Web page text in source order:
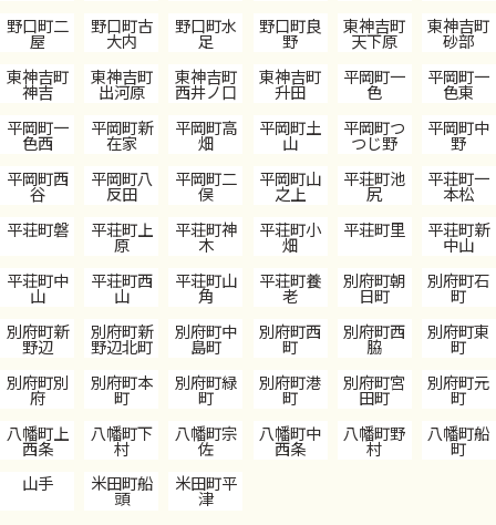
野口町二
屋
野口町古
大内
野口町水
足
野口町良
野
東神吉町
天下原
東神吉町
砂部
東神吉町
神吉
東神吉町
出河原
東神吉町
西井ノ口
東神吉町
升田
平岡町一
色
平岡町一
色東
平岡町一
色西
平岡町新
在家
平岡町高
畑
平岡町土
山
平岡町つ
つじ野
平岡町中
野
平岡町西
谷
平岡町八
反田
平岡町二
俣
平岡町山
之上
平荘町池
尻
平荘町一
本松
平荘町磐
平荘町上
原
平荘町神
木
平荘町小
畑
平荘町里 平荘町新
中山
平荘町中
山
平荘町西
山
平荘町山
角
平荘町養
老
別府町朝
日町
別府町石
町
別府町新
野辺
別府町新
野辺北町
別府町中
島町
別府町西
町
別府町西
脇
別府町東
町
別府町別
府
別府町本
町
別府町緑
町
別府町港
町
別府町宮
田町
別府町元
町
八幡町上
西条
八幡町下
村
八幡町宗
佐
八幡町中
西条
八幡町野
村
八幡町船
町
山手
米田町船
頭
米田町平
津